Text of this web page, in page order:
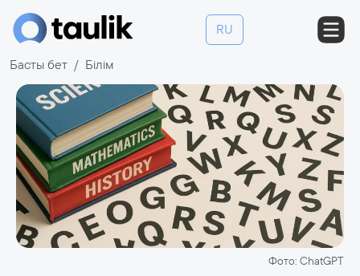
RU
Басты бет Білім
Фото: ChatGPT